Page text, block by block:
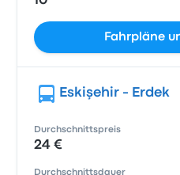
Fahrpläne
Eskişehir - Erdek
Durchschnittspreis
24 €
Durchschnittsdauer